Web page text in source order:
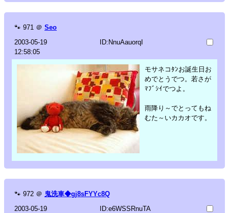
🐾 971 ＠ Seo
2003-05-19
12:58:05
ID:NnuAauorqI
モサネコﾀﾝお誕生日お
めでとうでつ。若さが
ﾏﾌﾞｼｲでつよ。
雨降り～でとってもね
むた～いカカオです。
🐾 972 ＠ 鬼洗車◆gj8sFYYc8Q
2003-05-19
ID:e6WSSRnuTA